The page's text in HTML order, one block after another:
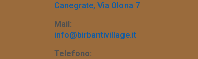
Canegrate, Via Olona 7
Mail:
info@birbantivillage.it
Telefono: